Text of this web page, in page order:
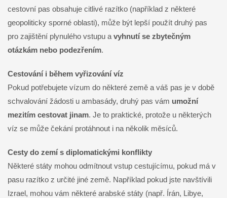
cestovní pas obsahuje citlivé razítko (například z některé
geopoliticky sporné oblasti), může být lepší použít druhý pas
pro zajištění plynulého vstupu a vyhnutí se zbytečným
otázkám nebo podezřením.
Cestování i během vyřizování víz
Pokud potřebujete vízum do některé země a váš pas je v době
schvalování žádosti u ambasády, druhý pas vám umožní
mezitím cestovat jinam. Je to praktické, protože u některých
víz se může čekání protáhnout i na několik měsíců.
Cesty do zemí s diplomatickými konflikty
Některé státy mohou odmítnout vstup cestujícímu, pokud má v
pasu razítko z určité jiné země. Například pokud jste navštívili
Izrael, mohou vám některé arabské státy (např. Írán, Libye,